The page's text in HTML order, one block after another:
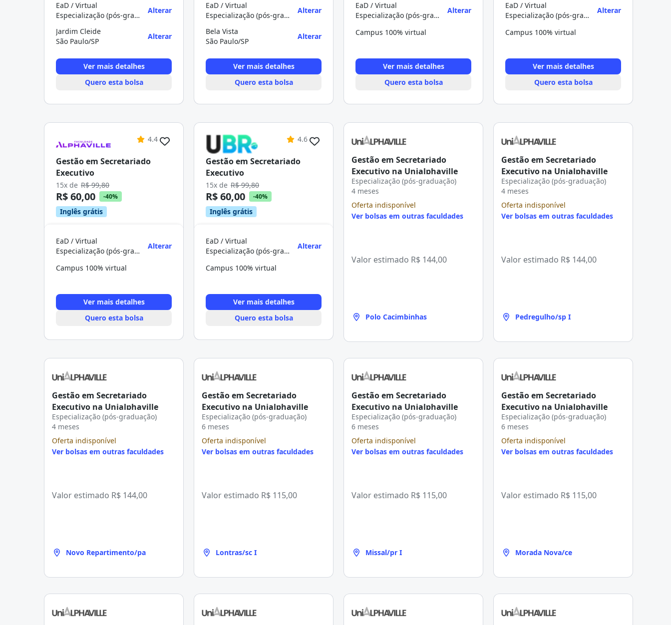
EaD / Virtual
Especialização (pós-graduação)
Alterar
Jardim Cleide
São Paulo/SP
Alterar
Ver mais detalhes
Quero esta bolsa
EaD / Virtual
Especialização (pós-graduação)
Alterar
Bela Vista
São Paulo/SP
Alterar
Ver mais detalhes
Quero esta bolsa
EaD / Virtual
Especialização (pós-graduação)
Alterar
Campus 100% virtual
Ver mais detalhes
Quero esta bolsa
EaD / Virtual
Especialização (pós-graduação)
Alterar
Campus 100% virtual
Ver mais detalhes
Quero esta bolsa
4.4
Gestão em Secretariado
Executivo
15x de R$ 99,80
R$ 60,00 -40%
Inglês grátis
EaD / Virtual
Especialização (pós-graduação)
Alterar
Campus 100% virtual
Ver mais detalhes
Quero esta bolsa
4.6
Gestão em Secretariado
Executivo
15x de R$ 99,80
R$ 60,00 -40%
Inglês grátis
EaD / Virtual
Especialização (pós-graduação)
Alterar
Campus 100% virtual
Ver mais detalhes
Quero esta bolsa
Gestão em Secretariado
Executivo na Unialphaville
Especialização (pós-graduação)
4 meses
Oferta indisponível
Ver bolsas em outras faculdades
Valor estimado R$ 144,00
Polo Cacimbinhas
Gestão em Secretariado
Executivo na Unialphaville
Especialização (pós-graduação)
4 meses
Oferta indisponível
Ver bolsas em outras faculdades
Valor estimado R$ 144,00
Pedregulho/sp I
Gestão em Secretariado
Executivo na Unialphaville
Especialização (pós-graduação)
4 meses
Oferta indisponível
Ver bolsas em outras faculdades
Valor estimado R$ 144,00
Novo Repartimento/pa
Gestão em Secretariado
Executivo na Unialphaville
Especialização (pós-graduação)
6 meses
Oferta indisponível
Ver bolsas em outras faculdades
Valor estimado R$ 115,00
Lontras/sc I
Gestão em Secretariado
Executivo na Unialphaville
Especialização (pós-graduação)
6 meses
Oferta indisponível
Ver bolsas em outras faculdades
Valor estimado R$ 115,00
Missal/pr I
Gestão em Secretariado
Executivo na Unialphaville
Especialização (pós-graduação)
6 meses
Oferta indisponível
Ver bolsas em outras faculdades
Valor estimado R$ 115,00
Morada Nova/ce